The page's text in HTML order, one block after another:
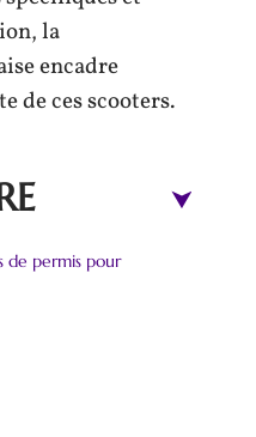
la
encadre
de ces scooters.
de permis pour